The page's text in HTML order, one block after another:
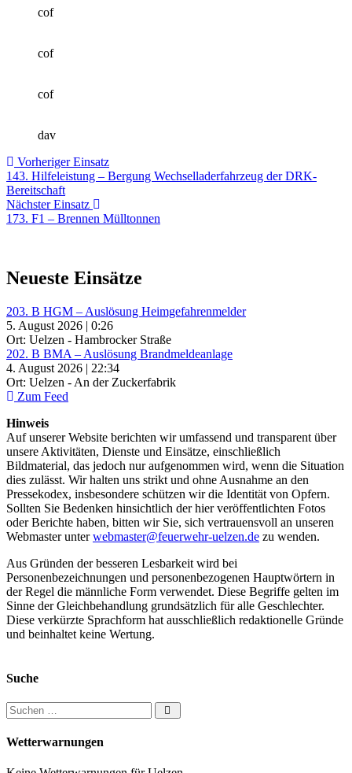
cof
cof
cof
dav
Beitragsnavigation
Vorheriger EinsatzVorheriger
Einsatz:
143. Hilfeleistung – Bergung Wechselladerfahrzeug der DRK-
Bereitschaft
Nächster Einsatz
Einsatz:
173. F1 – Brennen Mülltonnen
Neueste Einsätze
203. B HGM – Auslösung Heimgefahrenmelder
5. August 2026 | 0:26
Ort: Uelzen - Hambrocker Straße
202. B BMA – Auslösung Brandmeldeanlage
4. August 2026 | 22:34
Ort: Uelzen - An der Zuckerfabrik
Zum Feed
Hinweis
Auf unserer Website berichten wir umfassend und transparent über
unsere Aktivitäten, Dienste und Einsätze, einschließlich
Bildmaterial, das jedoch nur aufgenommen wird, wenn die Situation
dies zulässt. Wir halten uns strikt und ohne Ausnahme an den
Pressekodex, insbesondere schützen wir die Identität von Opfern.
Sollten Sie Bedenken hinsichtlich der hier veröffentlichten Fotos
oder Berichte haben, bitten wir Sie, sich vertrauensvoll an unseren
Webmaster unterwebmaster@feuerwehr-uelzen.de zu wenden.
Aus Gründen der besseren Lesbarkeit wird bei
Personenbezeichnungen und personenbezogenen Hauptwörtern in
der Regel die männliche Form verwendet. Diese Begriffe gelten im
Sinne der Gleichbehandlung grundsätzlich für alle Geschlechter.
Diese verkürzte Sprachform hat ausschließlich redaktionelle Gründe
und beinhaltet keine Wertung.
Suche
Suchen nach:
Wetterwarnungen